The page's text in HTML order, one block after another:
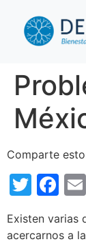
Comparte
Existen varias
acercarnos a